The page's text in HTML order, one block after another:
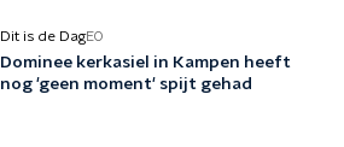
Dit is de DagEO
Dominee kerkasiel in Kampen heeft
nog 'geen moment' spijt gehad